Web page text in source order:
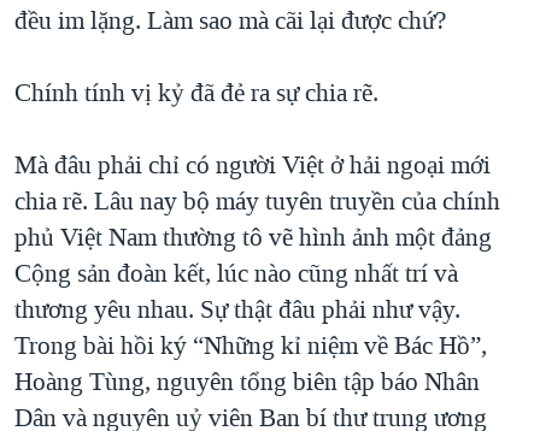
đều im lặng. Làm sao mà cãi lại được chứ?
Chính tính vị kỷ đã đẻ ra sự chia rẽ.
Mà đâu phải chỉ có người Việt ở hải ngoại mới
chia rẽ. Lâu nay bộ máy tuyên truyền của chính
phủ Việt Nam thường tô vẽ hình ảnh một đảng
Cộng sản đoàn kết, lúc nào cũng nhất trí và
thương yêu nhau. Sự thật đâu phải như vậy.
Trong bài hồi ký “Những kỉ niệm về Bác Hồ”,
Hoàng Tùng, nguyên tổng biên tập báo Nhân
Dân và nguyên uỷ viên Ban bí thư trung ương